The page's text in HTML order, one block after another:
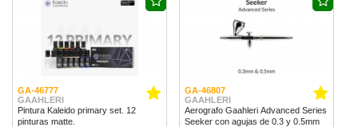
GA-46777
GAAHLERI
Pintura Kaleido primary set. 12
pinturas matte.
GA-46807
GAAHLERI
Aerografo Gaahleri Advanced Series
Seeker con agujas de 0.3 y 0.5mm